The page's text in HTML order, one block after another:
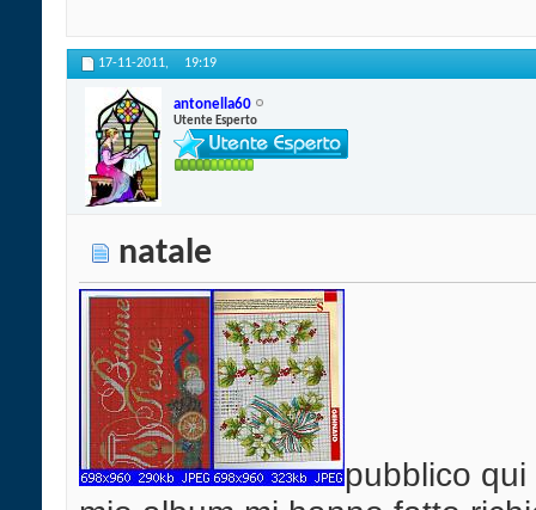
17-11-2011, 19:19
antonella60
Utente Esperto
natale
pubblico